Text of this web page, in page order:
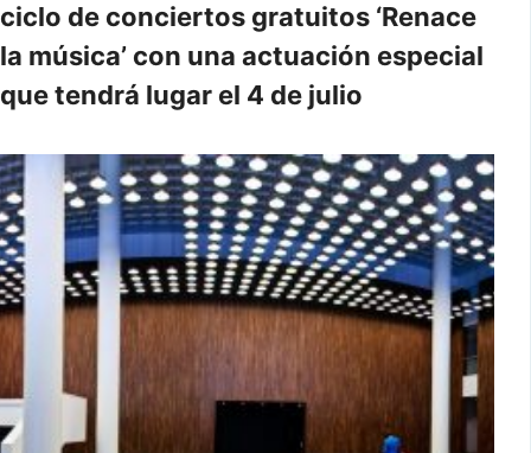
ciclo de conciertos gratuitos ‘Renace
la música’ con una actuación especial
que tendrá lugar el 4 de julio